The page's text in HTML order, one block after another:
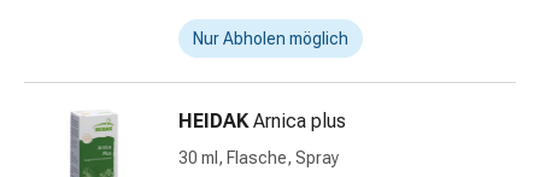
Ohrenpflege
Augentropfen
Nur Abholen möglich
HEIDAK Arnica plus
30 ml, Flasche, Spray